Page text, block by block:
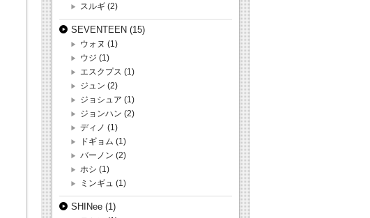
スルギ (2)
SEVENTEEN (15)
ウォヌ (1)
ウジ (1)
エスクプス (1)
ジュン (2)
ジョシュア (1)
ジョンハン (2)
ディノ (1)
ドギョム (1)
バーノン (2)
ホシ (1)
ミンギュ (1)
SHINee (1)